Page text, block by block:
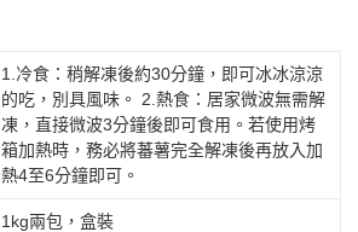
1.冷食：稍解凍後約30分鐘，即可冰冰涼涼
的吃，別具風味。 2.熱食：居家微波無需解
凍，直接微波3分鐘後即可食用。若使用烤
箱加熱時，務必將蕃薯完全解凍後再放入加
熱4至6分鐘即可。
1kg兩包，盒裝